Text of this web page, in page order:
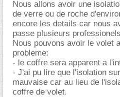
Nous allons avoir une
de verre ou de roche
encore les details car nous
passe plusieurs
Nous pouvons avoir le volet
probleme:
- le coffre sera apparent a
- J'ai pu lire que l'isolation
mauvaise car au lieu de
coffre de volet.